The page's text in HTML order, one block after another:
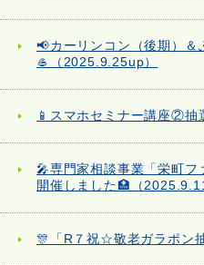
📢カーリンコン（後期）
🥌（2025.9.25up）
📱スマホセミナー講座②抽
🎤専門家相談事業「栄町フ
開催しました🏥（
🎊「R７祝☆敬老ガラポン